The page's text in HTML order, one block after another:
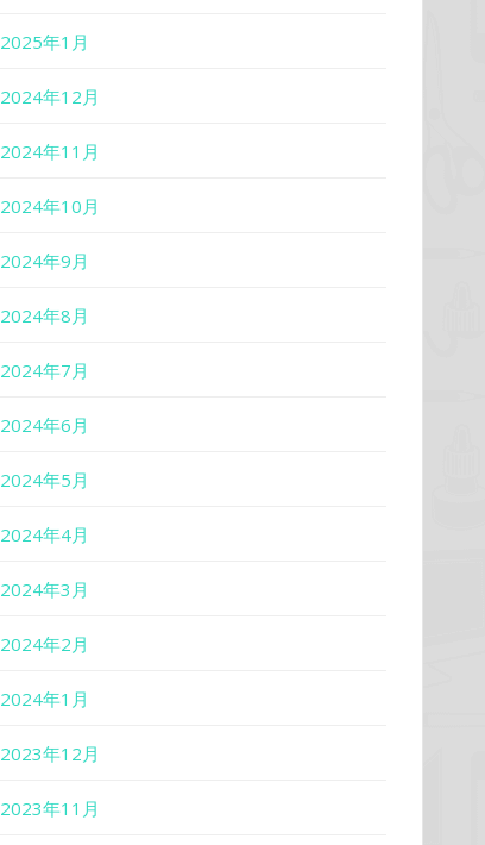
2025年1月
2024年12月
2024年11月
2024年10月
2024年9月
2024年8月
2024年7月
2024年6月
2024年5月
2024年4月
2024年3月
2024年2月
2024年1月
2023年12月
2023年11月